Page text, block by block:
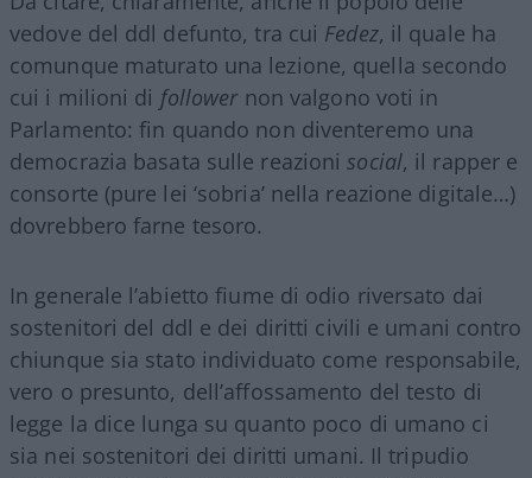
vedove del ddl defunto, tra cui Fedez, il quale ha
comunque maturato una lezione, quella secondo
cui i milioni di follower non valgono voti in
Parlamento: fin quando non diventeremo una
democrazia basata sulle reazionisocial, il rapper e
consorte (pure lei ‘sobria’ nella reazione digitale…)
dovrebbero farne tesoro.
In generale l’abietto fiume di odio riversato dai
sostenitori del ddl e dei diritti civili e umani contro
chiunque sia stato individuato come responsabile,
vero o presunto, dell’affossamento del testo di
legge la dice lunga su quanto poco di umano ci
sia nei sostenitori dei diritti umani. Il tripudio